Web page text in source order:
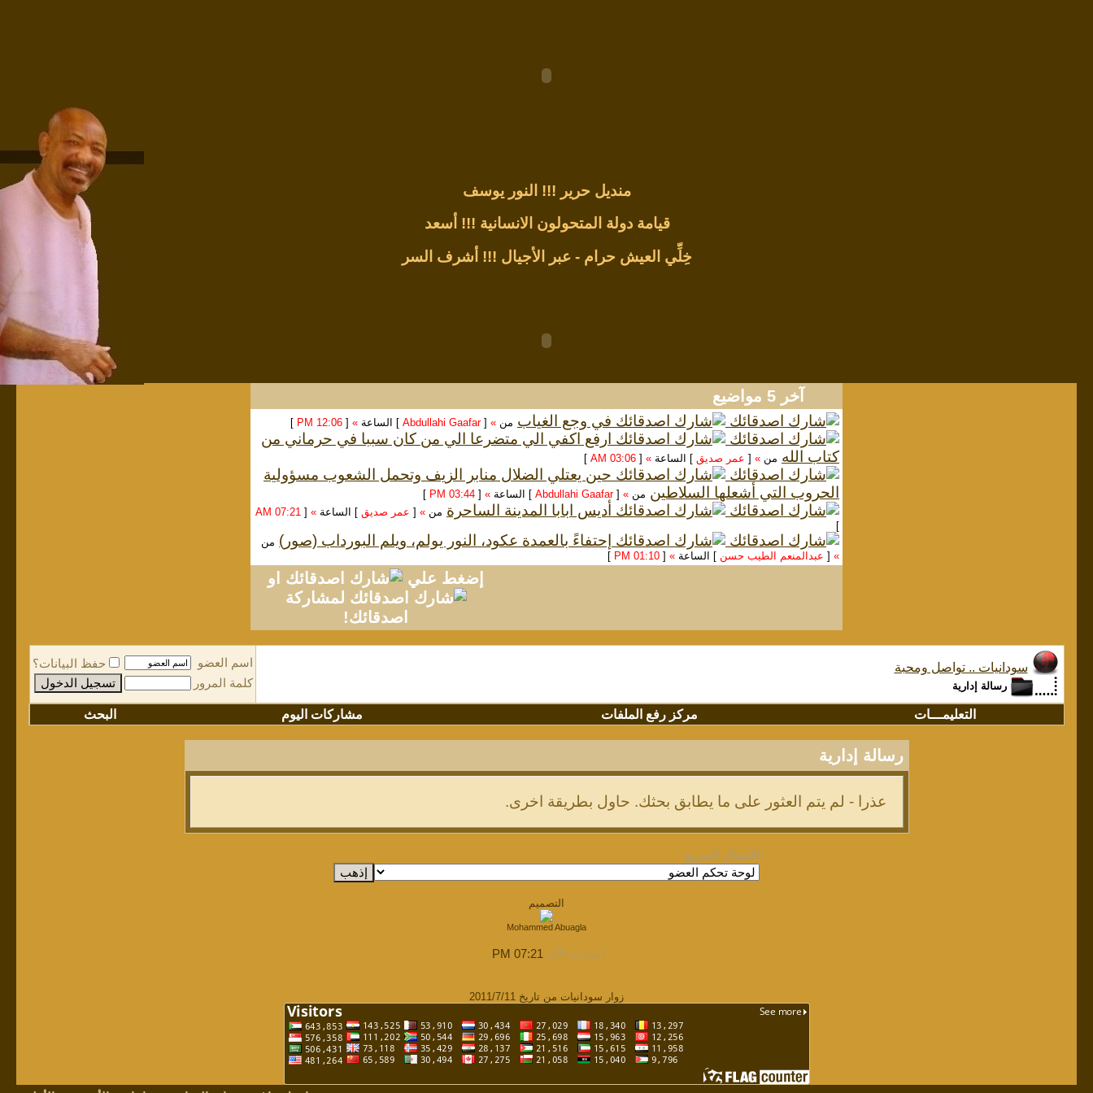
منديل حرير !!! النور يوسف
قيامة دولة المتحولون الانسانية !!! أسعد
خِلِّي العيش حرام - عبر الأجيال !!! أشرف السر
آخر 5 مواضيع
في وجع الغياب من »
[
Abdullahi Gaafar ] الساعة »
[
12:06 PM
]
ارفع اكفي الي متضرعا الي من كان سببا في حرماني من
كتاب الله من »
[عمر صديق ] الساعة »
[
03:06 AM
]
حين يعتلي الضلال منابر الزيف وتحمل الشعوب مسؤولية
الحروب التي أشعلها السلاطين من »
[
Abdullahi Gaafar ] الساعة »
[
03:44 PM
]
أديس ابابا المدينة الساحرة من »
[عمر صديق ] الساعة »
[
07:21 AM
]
إحتفاءً بالعمدة عكود، النور يولم، ويلم البورداب (صور) من
»
[عبدالمنعم الطيب حسن ] الساعة »
[
01:10 PM
]
إضغط علي
او
لمشاركة
اصدقائك!
سودانيات .. تواصل ومحبة
رسالة إدارية
اسم العضو
حفظ البيانات؟
كلمة المرور
التعليمـــات مركز رفع الملفات مشاركات اليوم البحث
رسالة إدارية
عذرا - لم يتم العثور على ما يطابق بحثك. حاول بطريقة اخرى.
الانتقال السريع
التصميم
Mohammed Abuagla
الساعة الآن 07:21 PM
.
زوار سودانيات من تاريخ 2011/7/11